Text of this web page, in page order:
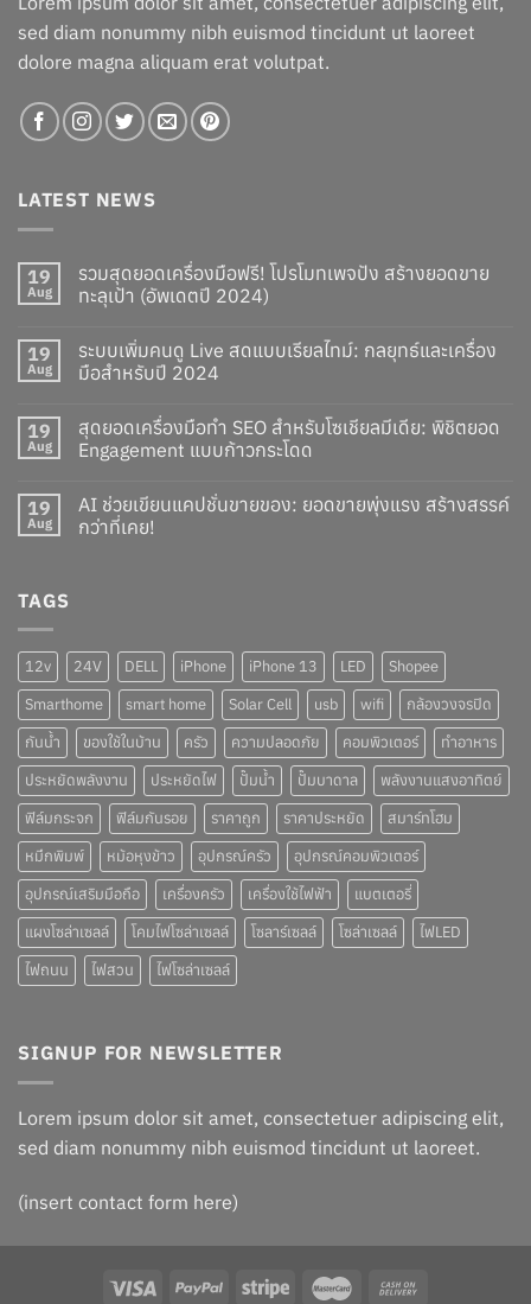
sed diam nonummy nibh euismod tincidunt ut laoreet
dolore magna aliquam erat volutpat.
LATEST NEWS
19
Aug
รวมสุดยอดเครื่องมือฟรี! โปรโมทเพจปัง สร้างยอดขาย
ทะลุเป้า (อัพเดตปี 2024)
19
Aug
ระบบเพิ่มคนดู Live สดแบบเรียลไทม์: กลยุทธ์และเครื่อง
มือสำหรับปี 2024
19
Aug
สุดยอดเครื่องมือทำ SEO สำหรับโซเชียลมีเดีย: พิชิตยอด
Engagement แบบก้าวกระโดด
19
Aug
AI ช่วยเขียนแคปชั่นขายของ: ยอดขายพุ่งแรง สร้างสรรค์
กว่าที่เคย!
TAGS
12v 24V DELL iPhone iPhone 13 LED
Shopee
Smarthome
smart home Solar Cell usb wifi
กล้องวงจรปิด
กันน้ำ
ของใช้ในบ้าน ครัว ความปลอดภัย คอมพิวเตอร์
ทำอาหาร
ประหยัดพลังงาน
ประหยัดไฟ ปั๊มน้ำ ปั๊มบาดาล
พลังงานแสงอาทิตย์
ฟิล์มกระจก
ฟิล์มกันรอย ราคาถูก ราคาประหยัด
สมาร์ทโฮม
หมึกพิมพ์
หม้อหุงข้าว อุปกรณ์ครัว
อุปกรณ์คอมพิวเตอร์
อุปกรณ์เสริมมือถือ
เครื่องครัว เครื่องใช้ไฟฟ้า
แบตเตอรี่
แผงโซล่าเซลล์
โคมไฟโซล่าเซลล์ โซลาร์เซลล์ โซล่าเซลล์
ไฟLED
ไฟถนน
ไฟสวน ไฟโซล่าเซลล์
SIGNUP FOR NEWSLETTER
Lorem ipsum dolor sit amet, consectetuer adipiscing elit,
sed diam nonummy nibh euismod tincidunt ut laoreet.
(insert contact form here)